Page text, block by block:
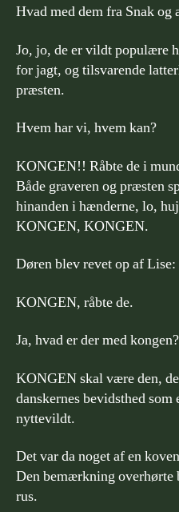
Hvad med dem fra Snak og
Jo, jo, de er vildt populære
for jagt, og tilsvarende
præsten.
Hvem har vi, hvem kan?
KONGEN!! Råbte de i
Både graveren og præsten
hinanden i hænderne, lo,
KONGEN, KONGEN.
Døren blev revet op af
KONGEN, råbte de.
Ja, hvad er der med kongen?
KONGEN skal være den,
danskernes bevidsthed
nyttevildt.
Det var da noget af en
Den bemærkning overhørte
rus.